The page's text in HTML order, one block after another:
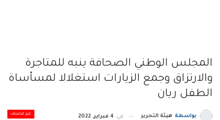
المجلس الوطني الصحافة ينبه للمتاجرة
والارتزاق وجمع الزيارات استغلالا لمسأساة
الطفل ريان
غير مصنف بواسطة هيئة التحرير في 4 فبراير, 2022